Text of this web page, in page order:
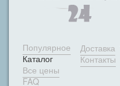
Популярное
Каталог
Все цены
FAQ
Доставка
Контакты